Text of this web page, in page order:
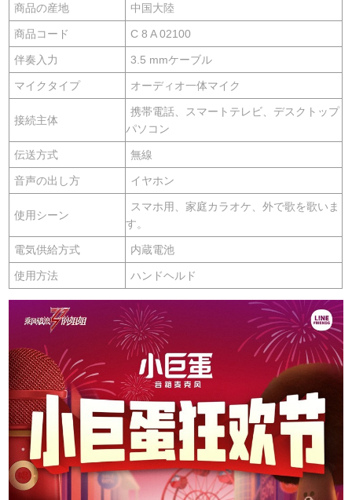
商品の産地 中国大陸
商品コード C 8 A 02100
伴奏入力 3.5 mmケーブル
マイクタイプ オーディオ一体マイク
接続主体
携帯電話、スマートテレビ、デスクトップ
パソコン
伝送方式 無線
音声の出し方 イヤホン
使用シーン
スマホ用、家庭カラオケ、外で歌を歌いま
す。
電気供給方式 内蔵電池
使用方法 ハンドヘルド